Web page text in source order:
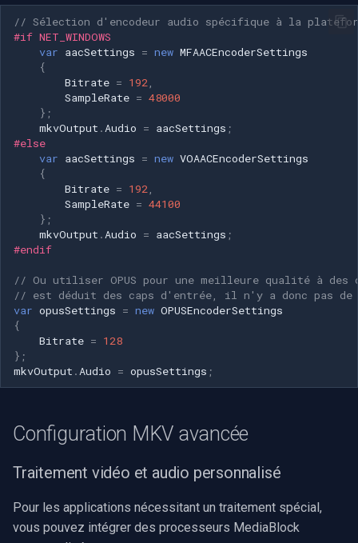
// Sélection d'encodeur audio spécifique à la
#if NET_WINDOWS
var aacSettings = new MFAACEncoderSettings
{
Bitrate = 192
SampleRate = 48000
};
mkvOutput . Audio = aacSettings ;
#else
var aacSettings = new VOAACEncoderSettings
{
Bitrate = 192
SampleRate = 44100
};
mkvOutput . Audio = aacSettings ;
#endif
// Ou utiliser OPUS pour une meilleure qualité à
// est déduit des caps d'entrée, il n'y a donc pas de
var opusSettings = new OPUSEncoderSettings
{
Bitrate = 128
};
mkvOutput . Audio = opusSettings ;
Configuration MKV avancée
Traitement vidéo et audio personnalisé
Pour les applications nécessitant un traitement spécial,
vous pouvez intégrer des processeurs MediaBlock